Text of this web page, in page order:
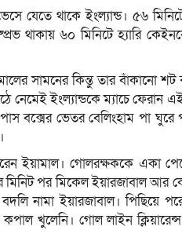
যেতে থাকে ইংল্যান্ড। ৫৬
থাকায় ৬০ মিনিটে হ্যারি
সামনের কিন্তু তার বাঁকানো
নেমেই ইংল্যান্ডকে ম্যাচে
বক্সের ভেতর বেলিংহাম পা
ইয়ামাল। গোলরক্ষককে একা
মিনিট পর মিকেল ইয়ারজাবাল
নামা ইয়ারজাবাল। পিছিয়ে
খুলেনি। গোল লাইন